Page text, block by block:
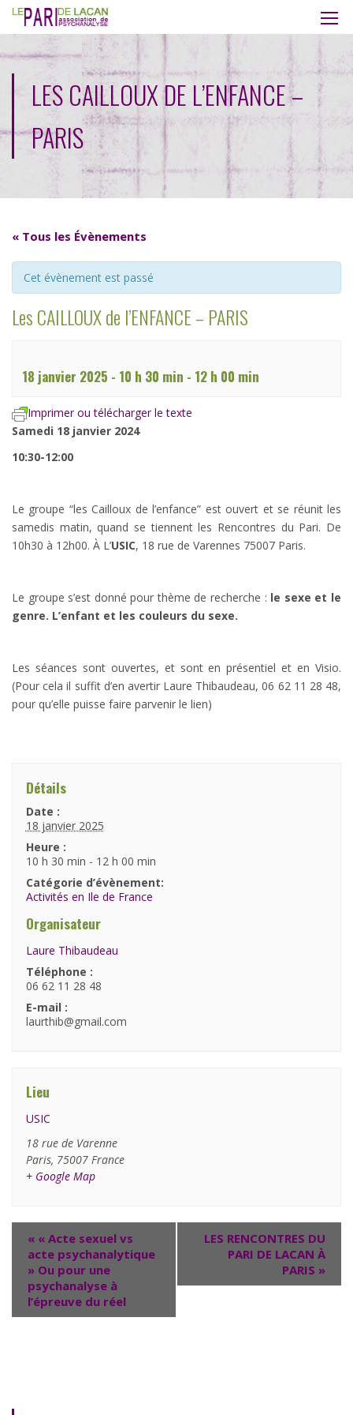
LES CAILLOUX DE L’ENFANCE –
PARIS
« Tous les Évènements
Cet évènement est passé
Les CAILLOUX de l’ENFANCE – PARIS
18 janvier 2025 - 10 h 30 min - 12 h 00 min
Imprimer ou télécharger le texte
Samedi 18 janvier 2024
10:30-12:00
Le groupe “les Cailloux de l’enfance” est ouvert et se réunit les
samedis matin, quand se tiennent les Rencontres du Pari. De
10h30 à 12h00. À L’USIC, 18 rue de Varennes 75007 Paris.
Le groupe s’est donné pour thème de recherche : le sexe et le
genre. L’enfant et les couleurs du sexe.
Les séances sont ouvertes, et sont en présentiel et en Visio.
(Pour cela il suffit d’en avertir Laure Thibaudeau, 06 62 11 28 48,
pour qu’elle puisse faire parvenir le lien)
Détails
Date :
18 janvier 2025
Heure :
10 h 30 min - 12 h 00 min
Catégorie d’évènement:
Activités en Ile de France
Organisateur
Laure Thibaudeau
Téléphone :
06 62 11 28 48
E-mail :
laurthib@gmail.com
Lieu
USIC
18 rue de Varenne
Paris, 75007 France
+ Google Map
« « Acte sexuel vs
acte psychanalytique
» Ou pour une
psychanalyse à
l’épreuve du réel
LES RENCONTRES DU
PARI DE LACAN À
PARIS »